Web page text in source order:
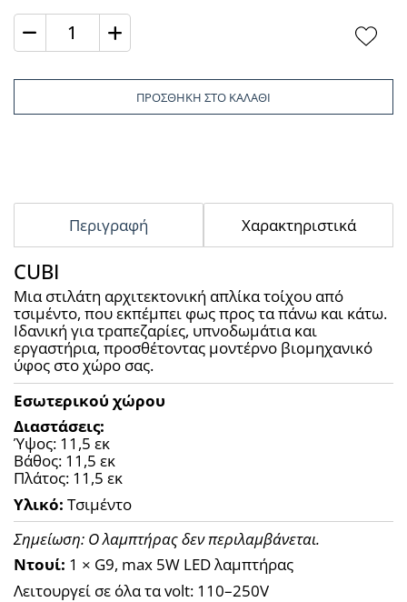
ΠΡΟΣΘΗΚΗ ΣΤΟ ΚΑΛΑΘΙ
Περιγραφή Χαρακτηριστικά
CUBI
Μια στιλάτη αρχιτεκτονική απλίκα τοίχου από
τσιμέντο, που εκπέμπει φως προς τα πάνω και κάτω.
Ιδανική για τραπεζαρίες, υπνοδωμάτια και
εργαστήρια, προσθέτοντας μοντέρνο βιομηχανικό
ύφος στο χώρο σας.
Εσωτερικού χώρου
Διαστάσεις:
Ύψος: 11,5 εκ
Βάθος: 11,5 εκ
Πλάτος: 11,5 εκ
Υλικό: Τσιμέντο
Σημείωση: Ο λαμπτήρας δεν περιλαμβάνεται.
Ντουί: 1 × G9, max 5W LED λαμπτήρας
Λειτουργεί σε όλα τα volt: 110–250V